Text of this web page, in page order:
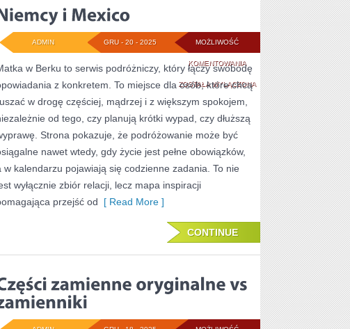
MOŻLIWOŚĆ
KOMENTOWANIANIEMCY
I
MEXICO
ZOSTAŁA WYŁĄCZONA
GRU - 20 - 2025
ADMIN
w Berku to serwis podróżniczy, który łączy swobodę
z konkretem. To miejsce dla osób, które chcą
w drogę częściej, mądrzej i z większym spokojem,
od tego, czy planują krótki wypad, czy dłuższą
Strona pokazuje, że podróżowanie może być
nawet wtedy, gdy życie jest pełne obowiązków,
w kalendarzu pojawiają się codzienne zadania. To nie
wyłącznie zbiór relacji, lecz mapa inspiracji
przejść od [ Read More ]
CONTINUE